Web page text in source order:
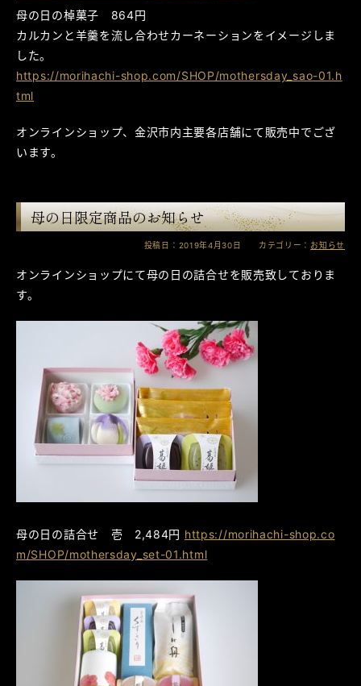
母の日の棹菓子 864円
カルカンと羊羹を流し合わせカーネーションをイメージしま
した。
https://morihachi-shop.com/SHOP/mothersday_sao-01.h
tml
オンラインショップ、金沢市内主要各店舗にて販売中でござ
います。
母の日限定商品のお知らせ
投稿日：2019年4月30日 カテゴリー： お知らせ
オンラインショップにて母の日の詰合せを販売致しておりま
す。
母の日の詰合せ 壱 2,484円 https://morihachi-shop.co
m/SHOP/mothersday_set-01.html